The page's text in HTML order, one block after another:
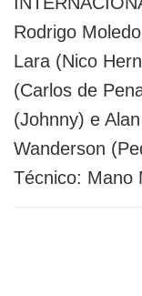
Rodrigo
Lara (Nico
(Carlos de
(Johnny) e
Wanderson
Técnico: Mano